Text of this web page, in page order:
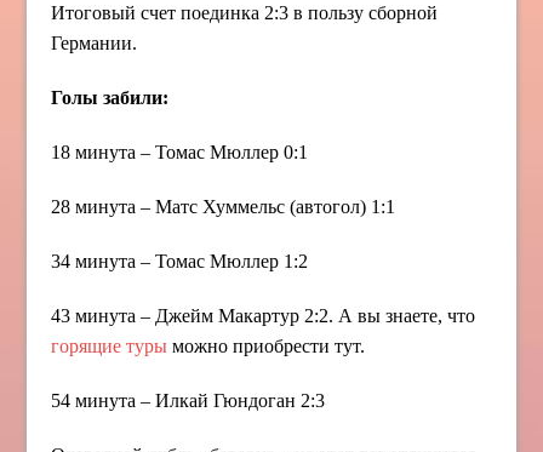
Итоговый счет поединка 2:3 в пользу сборной
Германии.
Голы забили:
18 минута – Томас Мюллер 0:1
28 минута – Матс Хуммельс (автогол) 1:1
34 минута – Томас Мюллер 1:2
43 минута – Джейм Макартур 2:2. А вы знаете, что
горящие туры можно приобрести тут.
54 минута – Илкай Гюндоган 2:3